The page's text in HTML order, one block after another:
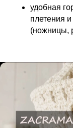
удобная
плетения
(ножницы,